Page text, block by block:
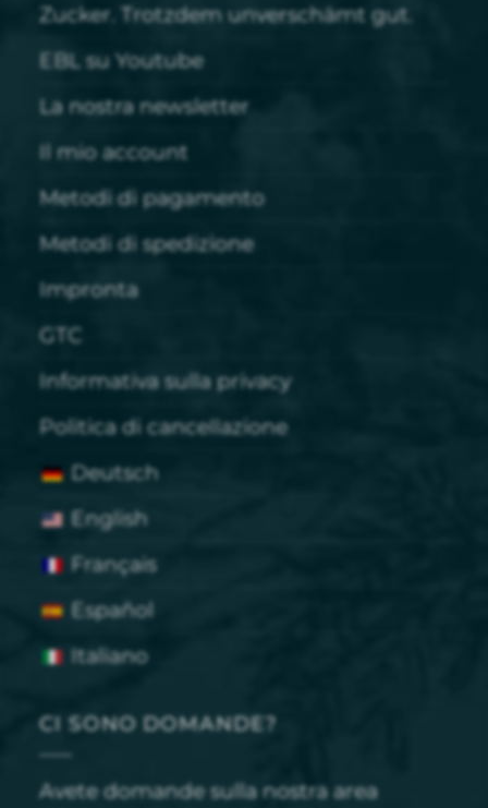
Zucker. Trotzdem unverschämt gut.
EBL su Youtube
La nostra newsletter
Il mio account
Metodi di pagamento
Metodi di spedizione
Impronta
GTC
Informativa sulla privacy
Politica di cancellazione
Deutsch
English
Français
Español
Italiano
CI SONO DOMANDE?
Avete domande sulla nostra area